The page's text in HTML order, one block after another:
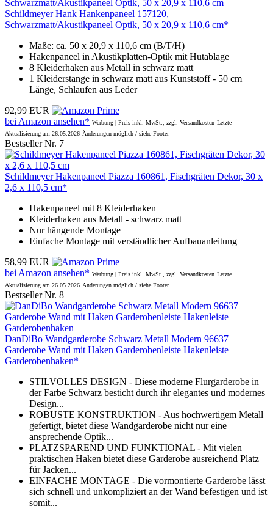
Schildmeyer Hank Hankenpaneel 157120,
Schwarzmatt/Akustikpaneel Optik, 50 x 20,9 x 110,6 cm*
Maße: ca. 50 x 20,9 x 110,6 cm (B/T/H)
Hakenpaneel in Akustikplatten-Optik mit Hutablage
8 Kleiderhaken aus Metall in schwarz matt
1 Kleiderstange in schwarz matt aus Kunststoff - 50 cm
Länge, Schlaufen aus Leder
92,99 EUR
bei Amazon ansehen* Werbung | Preis inkl. MwSt., zzgl. Versandkosten Letzte
Aktualisierung am 26.05.2026 Änderungen möglich / siehe Footer
Bestseller Nr. 7
Schildmeyer Hakenpaneel Piazza 160861, Fischgräten Dekor, 30 x
2,6 x 110,5 cm*
Hakenpaneel mit 8 Kleiderhaken
Kleiderhaken aus Metall - schwarz matt
Nur hängende Montage
Einfache Montage mit verständlicher Aufbauanleitung
58,99 EUR
bei Amazon ansehen* Werbung | Preis inkl. MwSt., zzgl. Versandkosten Letzte
Aktualisierung am 26.05.2026 Änderungen möglich / siehe Footer
Bestseller Nr. 8
DanDiBo Wandgarderobe Schwarz Metall Modern 96637
Garderobe Wand mit Haken Garderobenleiste Hakenleiste
Garderobenhaken*
STILVOLLES DESIGN - Diese moderne Flurgarderobe in
der Farbe Schwarz besticht durch ihr elegantes und modernes
Design...
ROBUSTE KONSTRUKTION - Aus hochwertigem Metall
gefertigt, bietet diese Wandgarderobe nicht nur eine
ansprechende Optik...
PLATZSPAREND UND FUNKTIONAL - Mit vielen
praktischen Haken bietet diese Garderobe ausreichend Platz
für Jacken...
EINFACHE MONTAGE - Die vormontierte Garderobe lässt
sich schnell und unkompliziert an der Wand befestigen und ist
somit...